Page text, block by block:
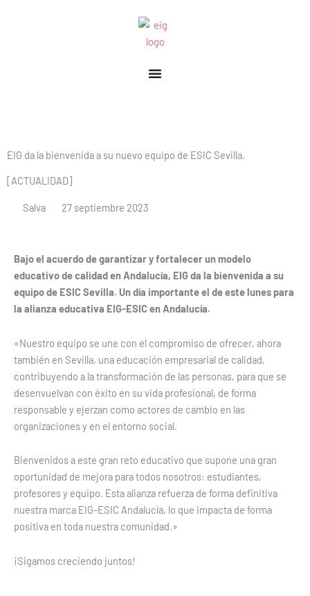
EIG da la bienvenida a su nuevo equipo de ESIC Sevilla.
[ACTUALIDAD]
Salva 27 septiembre 2023
Bajo el acuerdo de garantizar y fortalecer un modelo
educativo de calidad en Andalucía, EIG da la bienvenida a su
equipo de ESIC Sevilla. Un día importante el de este lunes para
la alianza educativa EIG-ESIC en Andalucía.
«Nuestro equipo se une con el compromiso de ofrecer, ahora
también en Sevilla, una educación empresarial de calidad,
contribuyendo a la transformación de las personas, para que se
desenvuelvan con éxito en su vida profesional, de forma
responsable y ejerzan como actores de cambio en las
organizaciones y en el entorno social.
Bienvenidos a este gran reto educativo que supone una gran
oportunidad de mejora para todos nosotros: estudiantes,
profesores y equipo. Esta alianza refuerza de forma definitiva
nuestra marca EIG-ESIC Andalucía, lo que impacta de forma
positiva en toda nuestra comunidad.»
¡Sigamos creciendo juntos!